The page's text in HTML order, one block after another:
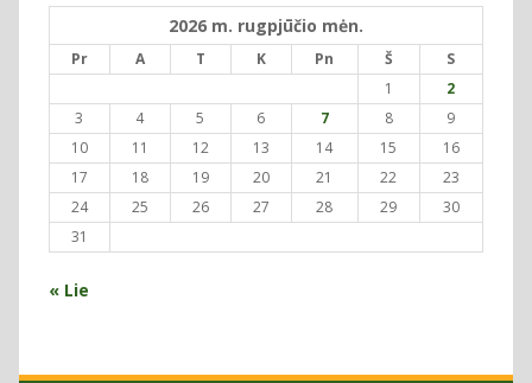
2026 m. rugpjūčio mėn.
Pr A T K Pn Š
S
1
2
3
4 5 6 7 8
9
10
11 12 13 14 15
16
17
18 19 20 21 22
23
24
25 26 27 28 29
30
31
« Lie